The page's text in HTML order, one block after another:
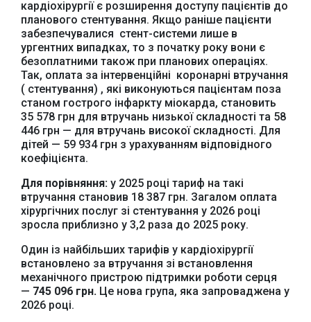
кардіохірургії є розширення доступу пацієнтів до
планового стентування. Якщо раніше пацієнти
забезпечувалися стент-системи лише в
ургентних випадках, то з початку року вони є
безоплатними також при планових операціях.
Так, оплата за інтервенційні коронарні втручання
( стентування) , які виконуються пацієнтам поза
станом гострого інфаркту міокарда, становить
35 578 грн для втручань низької складності та 58
446 грн — для втручань високої складності. Для
дітей — 59 934 грн з урахуванням відповідного
коефіцієнта.
Для порівняння: у 2025 році тариф на такі
втручання становив 18 387 грн. Загалом оплата
хірургічних послуг зі стентування у 2026 році
зросла приблизно у 3,2 раза до 2025 року.
Один із найбільших тарифів у кардіохірургії
встановлено за втручання зі встановлення
механічного пристрою підтримки роботи серця
— 745 096 грн. Це нова група, яка запроваджена у
2026 році.
Офіційний веб-сайт
Верховної Ради
України
Офіційне інтернет-
представництво
Урядовий портал
Київська обласна
державна адміністрація